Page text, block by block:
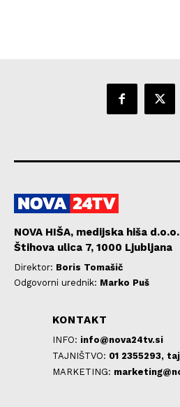
NOVA HIŠA, medijska hiša
Štihova ulica 7, 1000 Ljubljana
Direktor: Boris Tomašič
Odgovorni urednik: Marko Puš
KONTAKT
INFO: info@nova24tv.si
TAJNIŠTVO: 01 2355293,
MARKETING: